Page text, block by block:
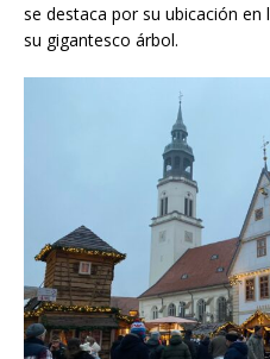
se destaca por su ubicación en
su gigantesco árbol.